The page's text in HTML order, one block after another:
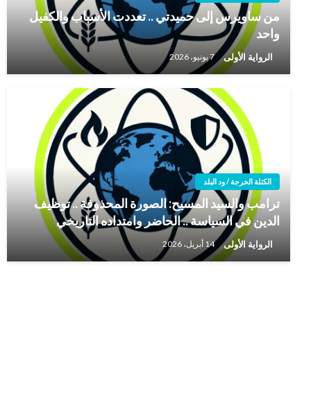
من ساويرس إلى حميدتي .. تعددت الأسباب والكفيل
واحد
الرواية الأولى 7 يونيو، 2026
الكتلة الحرجة / ود البلد
ترامب والسيد المسيح: الصورة المحذوفة .. توظيف
الدين في السياسة .. الحاضر وامتداده التاريخي
الرواية الأولى 14 أبريل، 2026